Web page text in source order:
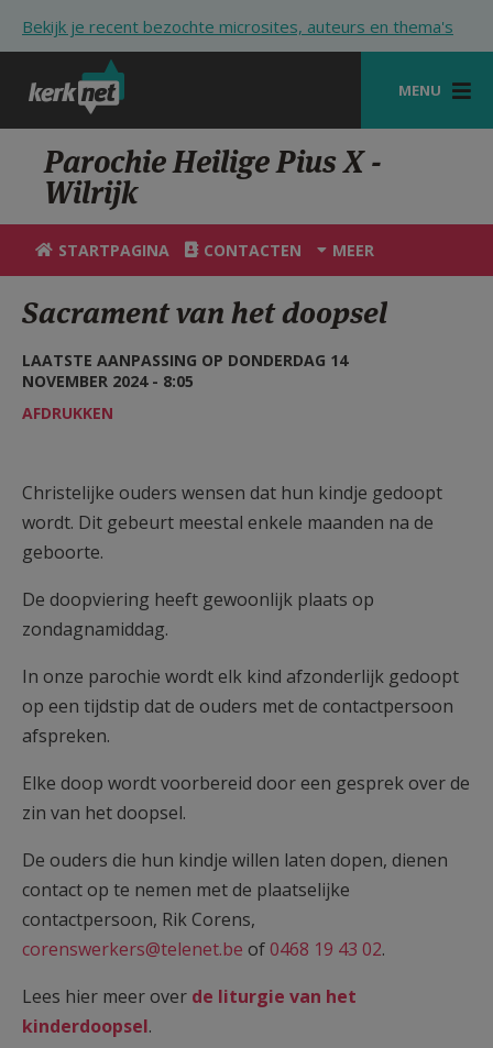
Bekijk je recent bezochte microsites, auteurs en thema's
MENU
STARTPAGINA
KERK
VIERINGEN
HULP
STARTPAGINA PORTAAL
AANMELDEN OF REGISTREREN
Parochie Heilige Pius X -
Wilrijk
STARTPAGINA CONTACTEN MEER
Sacrament van het doopsel
LAATSTE AANPASSING OP DONDERDAG 14
NOVEMBER 2024 - 8:05
AFDRUKKEN
Christelijke ouders wensen dat hun kindje gedoopt
wordt. Dit gebeurt meestal enkele maanden na de
geboorte.
De doopviering heeft gewoonlijk plaats op
zondagnamiddag.
In onze parochie wordt elk kind afzonderlijk gedoopt
op een tijdstip dat de ouders met de contactpersoon
afspreken.
Elke doop wordt voorbereid door een gesprek over de
zin van het doopsel.
De ouders die hun kindje willen laten dopen, dienen
contact op te nemen met de plaatselijke
contactpersoon, Rik Corens,
corenswerkers@telenet.be of0468 19 43 02.
Lees hier meer over de liturgie van het
kinderdoopsel.